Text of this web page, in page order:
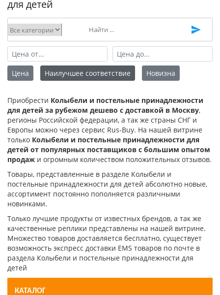
для детей
КАТАЛОГ
Цена Наилучшее соответствие Новизна
Приобрести Колыбели и постельные принадлежности
для детей за рубежом дешево с доставкой в Москву,
регионы Российской федерации, а так же страны СНГ и
Европы можно через сервис Rus-Buy. На нашей витрине
только Колыбели и постельные принадлежности для
детей от популярных поставщиков с большим опытом
продаж и огромным количеством положительных отзывов.
Товары, представленные в разделе Колыбели и
постельные принадлежности для детей абсолютно новые,
ассортимент постоянно пополняется различными
новинками.
Только лучшие продукты от известных брендов, а так же
качественные реплики представлены на нашей витрине.
Множество товаров доставляется бесплатно, существует
возможность экспресс доставки EMS товаров по почте в
раздела Колыбели и постельные принадлежности для
детей